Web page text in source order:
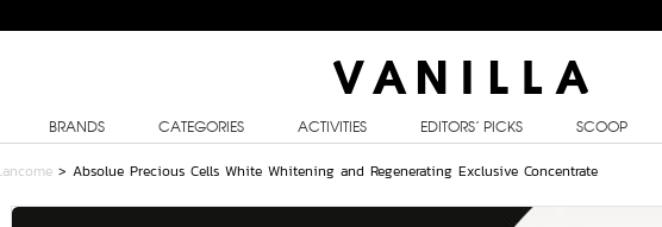
BRANDS CATEGORIES ACTIVITIES EDITORS’ PICKS SCOOP
> Absolue Precious Cells White Whitening and Regenerating Exclusive Concentrate